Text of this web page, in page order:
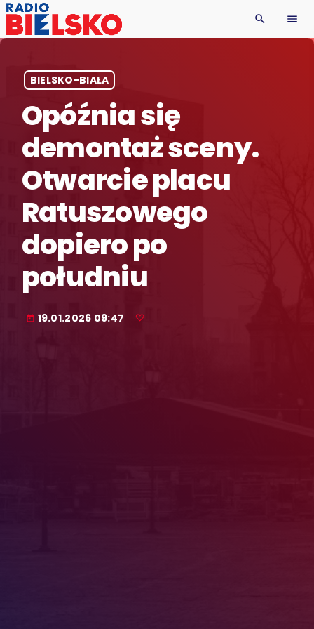
search menu
BIELSKO-BIAŁA
Opóźnia się
demontaż sceny.
Otwarcie placu
Ratuszowego
dopiero po
południu
today 19.01.2026 09:47